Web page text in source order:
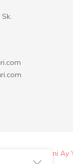
Yayınları - Yeni Ay